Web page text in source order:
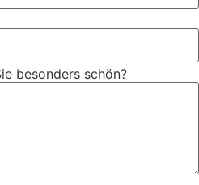
besonders schön?